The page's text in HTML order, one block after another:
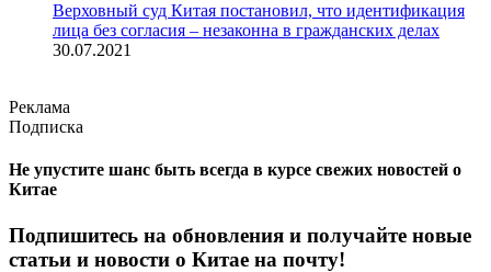
Верховный суд Китая постановил, что идентификация
лица без согласия – незаконна в гражданских делах
30.07.2021
Реклама
Подписка
Не упустите шанс быть всегда в курсе свежих новостей о
Китае
Подпишитесь на обновления и получайте новые
статьи и новости о Китае на почту!